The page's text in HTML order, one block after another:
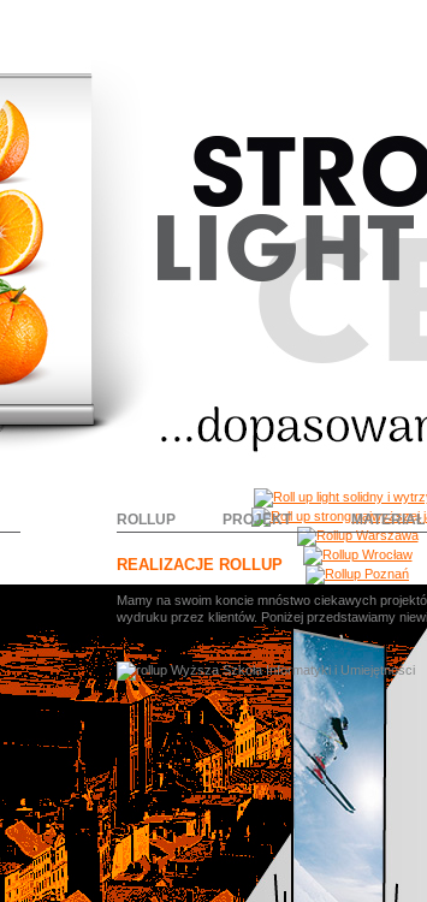
ROLLUP PROJEKT MATERIAŁ
REALIZACJE ROLLUP
Mamy na swoim koncie mnóstwo ciekawych
wydruku przez klientów. Poniżej przedstawiamy